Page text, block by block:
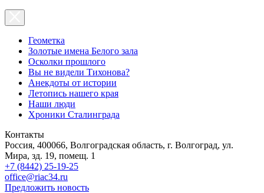
Геометка
Золотые имена Белого зала
Осколки прошлого
Вы не видели Тихонова?
Анекдоты от истории
Летопись нашего края
Наши люди
Хроники Сталинграда
Контакты
Россия, 400066, Волгоградская область, г. Волгоград, ул.
Мира, зд. 19, помещ. 1
+7 (8442) 25-19-25
office@riac34.ru
Предложить новость